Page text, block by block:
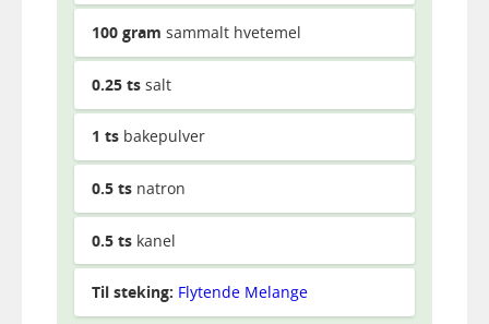
100 gram sammalt hvetemel
0.25 ts salt
1 ts bakepulver
0.5 ts natron
0.5 ts kanel
Til steking: Flytende Melange